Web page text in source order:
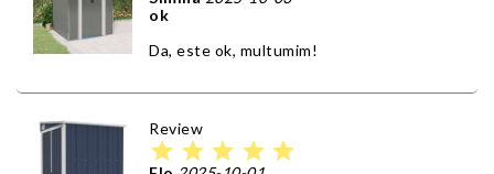
ok
Da, este ok, multumim!
Review
star star star star star